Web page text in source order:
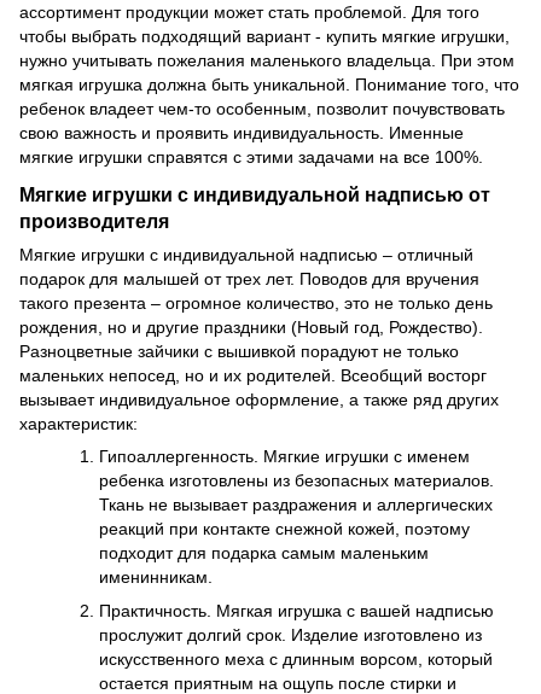
ассортимент продукции может стать проблемой. Для того
чтобы выбрать подходящий вариант - купить мягкие игрушки,
нужно учитывать пожелания маленького владельца. При этом
мягкая игрушка должна быть уникальной. Понимание того, что
ребенок владеет чем-то особенным, позволит почувствовать
свою важность и проявить индивидуальность. Именные
мягкие игрушки справятся с этими задачами на все 100%.
Мягкие игрушки с индивидуальной надписью от
производителя
Мягкие игрушки с индивидуальной надписью – отличный
подарок для малышей от трех лет. Поводов для вручения
такого презента – огромное количество, это не только день
рождения, но и другие праздники (Новый год, Рождество).
Разноцветные зайчики с вышивкой порадуют не только
маленьких непосед, но и их родителей. Всеобщий восторг
вызывает индивидуальное оформление, а также ряд других
характеристик:
Гипоаллергенность. Мягкие игрушки с именем
ребенка изготовлены из безопасных материалов.
Ткань не вызывает раздражения и аллергических
реакций при контакте снежной кожей, поэтому
подходит для подарка самым маленьким
именинникам.
Практичность. Мягкая игрушка с вашей надписью
прослужит долгий срок. Изделие изготовлено из
искусственного меха с длинным ворсом, который
остается приятным на ощупь после стирки и